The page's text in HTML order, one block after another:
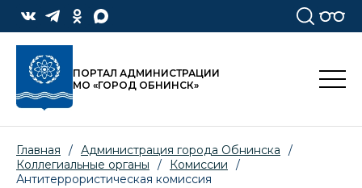
ПОРТАЛ АДМИНИСТРАЦИИ
МО «ГОРОД ОБНИНСК»
Главная / Администрация города Обнинска
/
Коллегиальные органы
/ Комиссии
/
Антитеррористическая комиссия